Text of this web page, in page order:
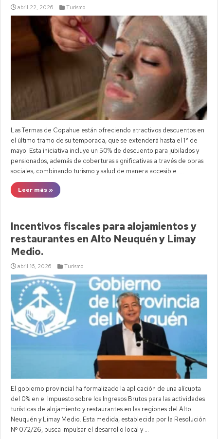
abril 22, 2026 Turismo
Las Termas de Copahue están ofreciendo atractivos descuentos en
el último tramo de su temporada, que se extenderá hasta el 1° de
mayo. Esta iniciativa incluye un 50% de descuento para jubilados y
pensionados, además de coberturas significativas a través de obras
sociales, combinando turismo y salud de manera accesible. …
Leer más »
Incentivos fiscales para alojamientos y
restaurantes en Alto Neuquén y Limay
Medio.
abril 16, 2026 Turismo
El gobierno provincial ha formalizado la aplicación de una alícuota
del 0% en el Impuesto sobre los Ingresos Brutos para las actividades
turísticas de alojamiento y restaurantes en las regiones del Alto
Neuquén y Limay Medio. Esta medida, establecida por la Resolución
Nº 072/26, busca impulsar el desarrollo local y …